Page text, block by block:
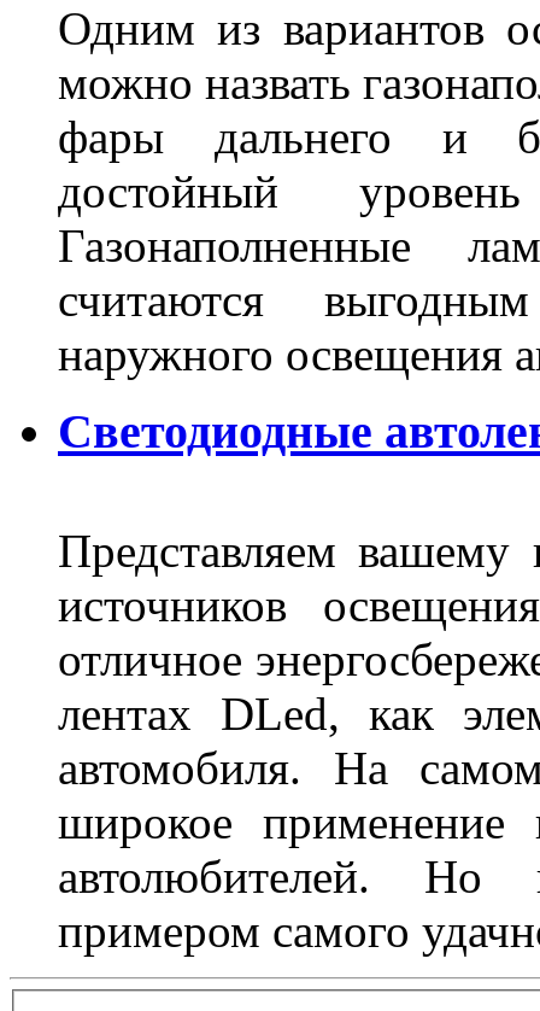
Одним из вариантов
можно назвать
фары дальнего и
достойный
Газонаполненные
считаются
наружного освещения
Светодиодные
Представляем
источников
отличное
лентах DLed, как
автомобиля. На
широкое
автолюбителей. Но
примером самого